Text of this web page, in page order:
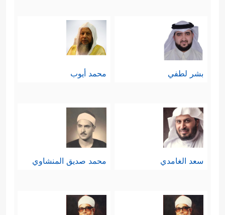
بشر لطفي محمد أيوب
سعد الغامدي محمد صديق المنشاوي